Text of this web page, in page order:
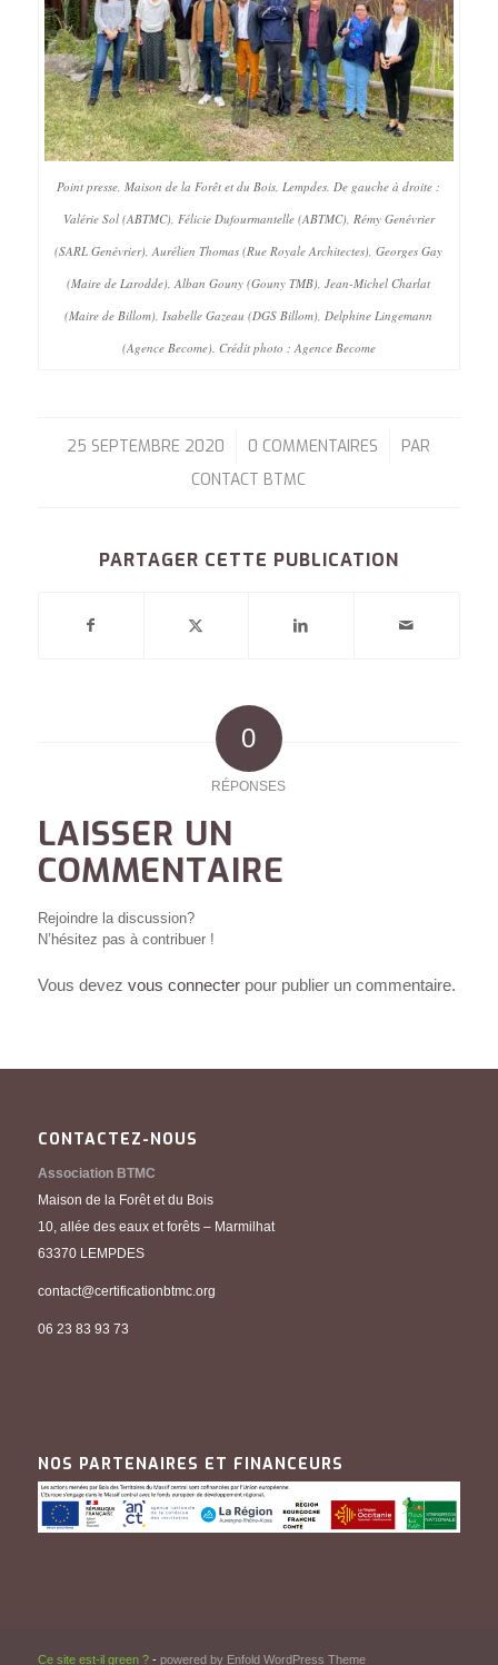
Point presse, Maison de la Forêt et du Bois, Lempdes. De gauche à droite :
Valérie Sol (ABTMC), Félicie Dufourmantelle (ABTMC), Rémy Genévrier
(SARL Genévrier), Aurélien Thomas (Rue Royale Architectes), Georges Gay
(Maire de Larodde), Alban Gouny (Gouny TMB), Jean-Michel Charlat
(Maire de Billom), Isabelle Gazeau (DGS Billom), Delphine Lingemann
(Agence Become). Crédit photo : Agence Become
25 SEPTEMBRE 2020
/ 0 COMMENTAIRES
/
PAR
CONTACT BTMC
PARTAGER CETTE PUBLICATION
0
RÉPONSES
LAISSER UN
COMMENTAIRE
Rejoindre la discussion?
N’hésitez pas à contribuer !
Vous devez vous connecterpour publier un commentaire.
CONTACTEZ-NOUS
Association BTMC
Maison de la Forêt et du Bois
10, allée des eaux et forêts – Marmilhat
63370 LEMPDES
contact@certificationbtmc.org
06 23 83 93 73
NOS PARTENAIRES ET FINANCEURS
Ce site est-il green ?- powered by Enfold WordPress Theme